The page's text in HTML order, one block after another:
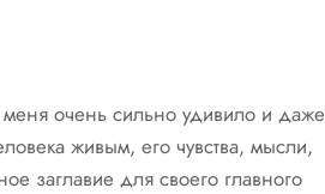
очень сильно удивило и даже
живым, его чувства, мысли,
заглавие для своего главного